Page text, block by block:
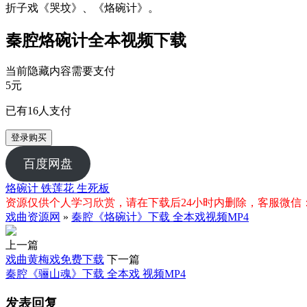
折子戏《哭坟》、《烙碗计》。
秦腔烙碗计全本视频下载
当前隐藏内容需要支付
5元
已有16人支付
登录购买
百度网盘
烙碗计 铁莲花 生死板
资源仅供个人学习欣赏，请在下载后24小时内删除，客服微信
戏曲资源网 » 秦腔《烙碗计》下载 全本戏视频MP4
上一篇
戏曲黄梅戏免费下载 下一篇
秦腔《骊山魂》下载 全本戏 视频MP4
发表回复